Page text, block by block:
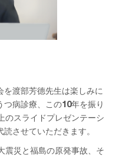
渡部芳德先生は楽しみに
病診療、この10年を振り
のスライドプレゼンテーシ
させていただきます。
震災と福島の原発事故、そ